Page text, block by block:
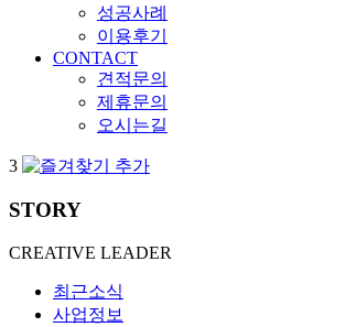
성공사례
이용후기
CONTACT
견적문의
제휴문의
오시는길
3
STORY
CREATIVE LEADER
최근소식
사업정보